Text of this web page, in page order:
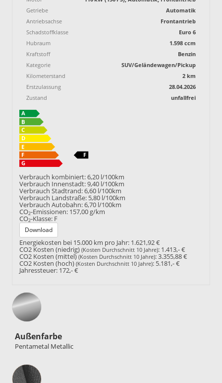
Getriebe
Automatik
Antriebsachse
Frontantrieb
Schadstoffklasse
Euro 6
Hubraum
1.598 ccm
Kraftstoff
Benzin
Kategorie
SUV/Geländewagen/Pickup
Kilometerstand
2 km
Erstzulassung
28.04.2026
Zustand
unfallfrei
Verbrauch kombiniert:6,20 l/100km
Verbrauch Innenstadt:9,40 l/100km
Verbrauch Stadtrand:6,60 l/100km
Verbrauch Landstraße: 5,80 l/100km
Verbrauch Autobahn:6,70 l/100km
CO2-Emissionen: 157,00 g/km
CO2-Klasse: F
Download
Energiekosten bei 15.000 km pro Jahr: 1.621,92 €
CO2 Kosten (niedrig) (Kosten Durchschnitt 10 Jahre): 1.413,- €
CO2 Kosten (mittel) (Kosten Durchschnitt 10 Jahre):3.355,88 €
CO2 Kosten (hoch) (Kosten Durchschnitt 10 Jahre): 5.181,- €
Jahressteuer: 172,- €
Außenfarbe
Pentametal Metallic
Innenausstattung